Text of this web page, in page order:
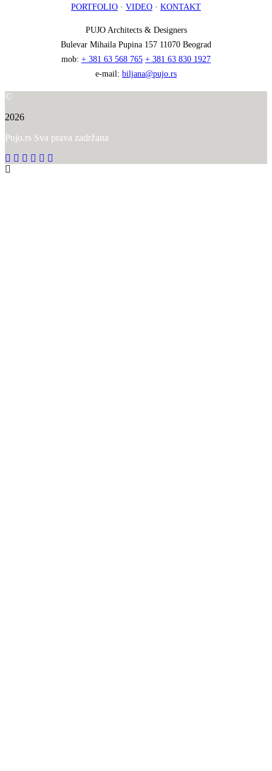
PORTFOLIO · VIDEO · KONTAKT
PUJO Architects & Designers
Bulevar Mihaila Pupina 157 11070 Beograd
mob: + 381 63 568 765 + 381 63 830 1927
e-mail: biljana@pujo.rs
©
2026
Pujo.rs Sva prava zadržana